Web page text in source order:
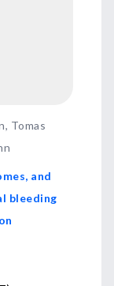
Tomas
and
bleeding